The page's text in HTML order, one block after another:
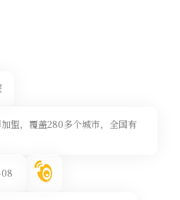
盟，覆盖280多个城市，全国有